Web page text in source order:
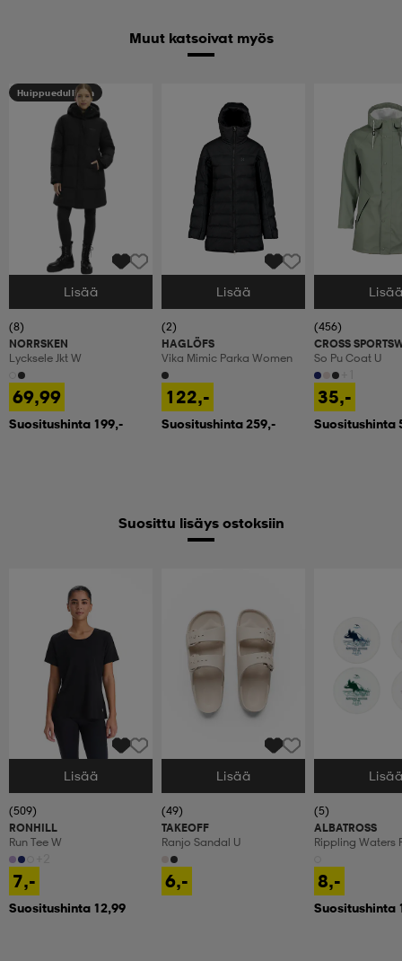
Muut katsoivat myös
Huippuedullinen
Valitse Koko
Lisää
(8)
NORRSKEN
Lycksele Jkt W
69,99
Suositushinta 199,-
Valitse Koko
Lisää
(2)
HAGLÖFS
Vika Mimic Parka Women
122,-
Suositushinta 259,-
Valitse Koko
(456)
CROSS
So Pu Coat U
35,-
Suositushinta
Suosittu lisäys ostoksiin
Valitse Koko
Lisää
(509)
RONHILL
Run Tee W
7,-
Suositushinta 12,99
Valitse Koko
Lisää
(49)
TAKEOFF
Ranjo Sandal U
6,-
Valitse Koko
(5)
ALBATROSS
Rippling Waters
8,-
Suositushinta